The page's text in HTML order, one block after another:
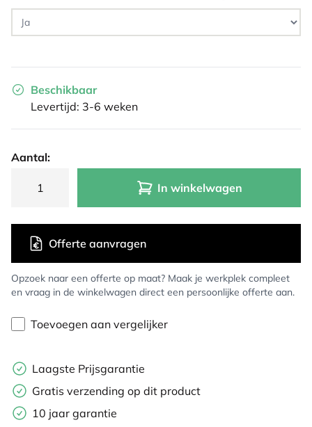
Beschikbaar
Levertijd: 3-6 weken
Aantal:
In winkelwagen
Opzoek naar een offerte op maat? Maak je werkplek compleet
en vraag in de winkelwagen direct een persoonlijke offerte aan.
Offerte aanvragen
Toevoegen aan vergelijker
Laagste Prijsgarantie
Gratis verzending op dit product
10 jaar garantie